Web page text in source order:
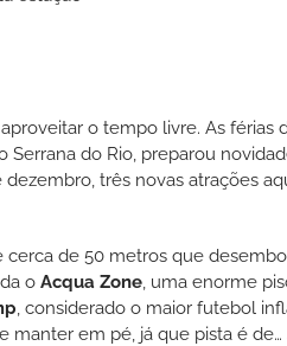
o tempo livre. As férias
Serrana do Rio, preparou
três novas atrações
cerca de 50 metros que
o Acqua Zone, uma enorme
, considerado o maior futebol
manter em pé, já que pista é de…